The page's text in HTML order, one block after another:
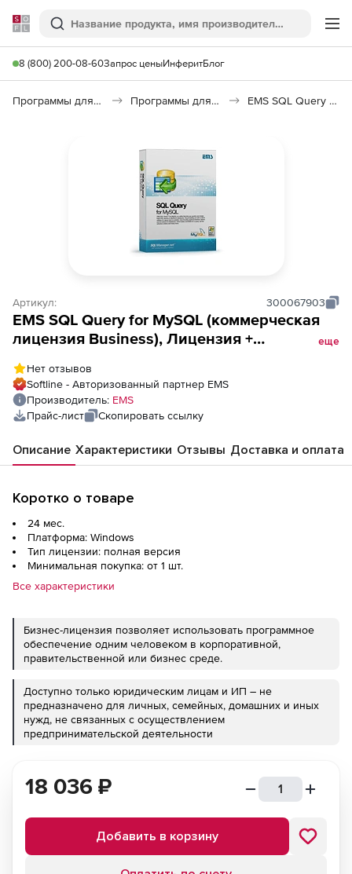
Softline
Поиск
8 (800) 200-08-60Запрос ценыИнферитБлог
Программы для программирования Программы для работы с базами данных EMS SQL Query for MySQL
Артикул: 300067903
EMS SQL Query for MySQL (коммерческая
лицензия Business), Лицензия +
еще
Нет отзывов
Softline - Авторизованный партнер EMS
Производитель: EMS
Прайс-лист
Скопировать ссылку
Описание Характеристики Отзывы Доставка и оплата
Коротко о товаре
24 мес.
Платформа: Windows
Тип лицензии: полная версия
Минимальная покупка: от 1 шт.
Все характеристики
Бизнес-лицензия позволяет использовать программное
обеспечение одним человеком в корпоративной,
правительственной или бизнес среде.
Доступно только юридическим лицам и ИП – не
предназначено для личных, семейных, домашних и иных
нужд, не связанных с осуществлением
предпринимательской деятельности
18 036 ₽
Добавить в корзину